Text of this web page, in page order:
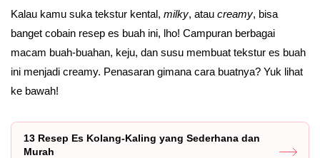
Kalau kamu suka tekstur kental, milky, atau creamy, bisa
banget cobain resep es buah ini, lho! Campuran berbagai
macam buah-buahan, keju, dan susu membuat tekstur es buah
ini menjadi creamy. Penasaran gimana cara buatnya? Yuk lihat
ke bawah!
13 Resep Es Kolang-Kaling yang Sederhana dan
Murah